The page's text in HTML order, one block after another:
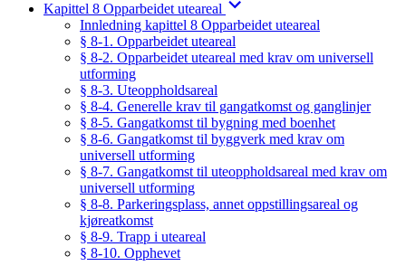
Kapittel 8 Opparbeidet uteareal
Innledning kapittel 8 Opparbeidet uteareal
§ 8-1. Opparbeidet uteareal
§ 8-2. Opparbeidet uteareal med krav om universell
utforming
§ 8-3. Uteoppholdsareal
§ 8-4. Generelle krav til gangatkomst og ganglinjer
§ 8-5. Gangatkomst til bygning med boenhet
§ 8-6. Gangatkomst til byggverk med krav om
universell utforming
§ 8-7. Gangatkomst til uteoppholdsareal med krav om
universell utforming
§ 8-8. Parkeringsplass, annet oppstillingsareal og
kjøreatkomst
§ 8-9. Trapp i uteareal
§ 8-10. Opphevet